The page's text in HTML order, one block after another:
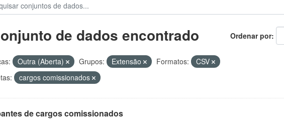
Ordenar por
de dados encontrado
Outra (Aberta) Grupos: Extensão Formatos:
CSV
cargos comissionados
de cargos comissionados